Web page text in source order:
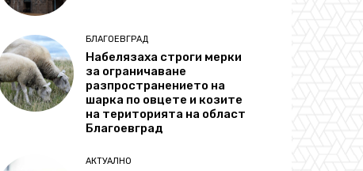
БЛАГОЕВГРАД
Набелязаха строги мерки
за ограничаване
разпространението на
шарка по овцете и козите
на територията на област
Благоевград
АКТУАЛНО